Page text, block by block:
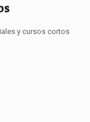
y cursos cortos